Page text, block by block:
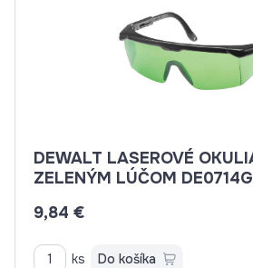
DEWALT LASEROVÉ OKULIARE SO
ZELENÝM LÚČOM DE0714G
9,84 €
ks Do košíka